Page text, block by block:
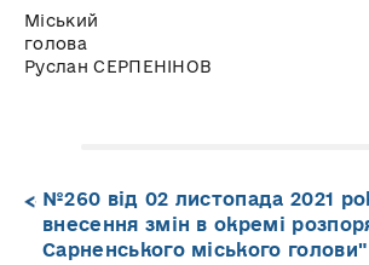
Міський
Руслан СЕРПЕНІНОВ
№260 від 02 листопада 2021
внесення змін в окремі
Сарненського міського голови"